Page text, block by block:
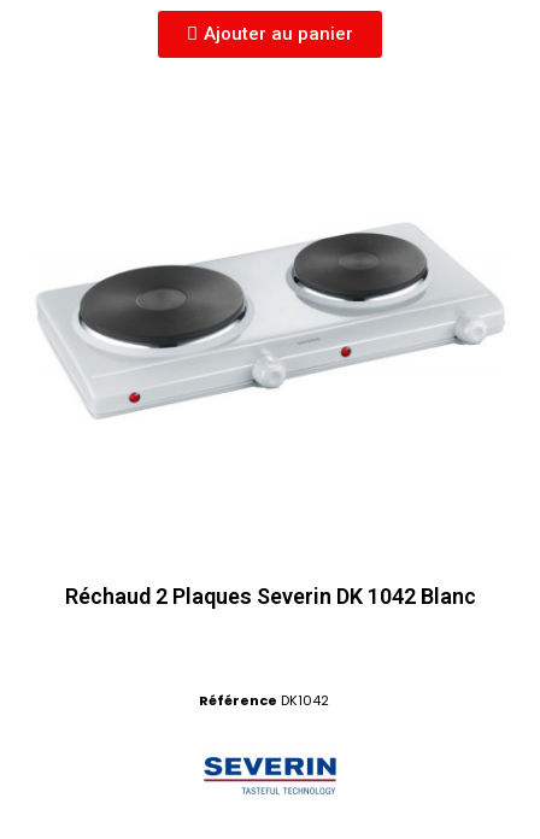
Ajouter au panier
Réchaud 2 Plaques Severin DK 1042 Blanc
Référence DK1042